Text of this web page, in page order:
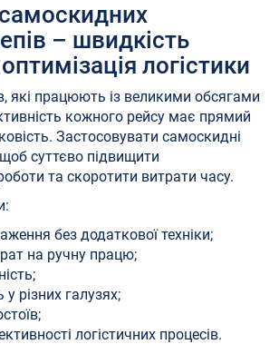
– швидкість
логістики
які працюють із великими обсягами
кожного рейсу має прямий
Застосовувати самоскидні
суттєво підвищити
та скоротити витрати часу.
без додаткової техніки;
на ручну працю;
у різних галузях;
логістичних процесів.